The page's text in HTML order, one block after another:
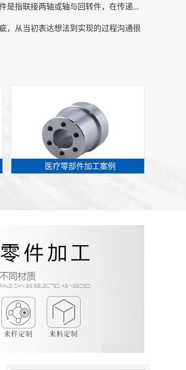
是指联接两轴或轴与回转件，在传递...
，从当初表达想法到实现的过程沟通很
医疗零部件加工案例